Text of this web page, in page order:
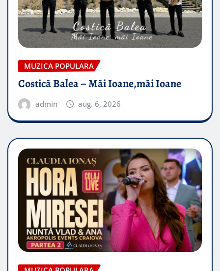
MUZICA POPULARA
Costică Balea – Măi Ioane,măi Ioane
admin aug. 6, 2026